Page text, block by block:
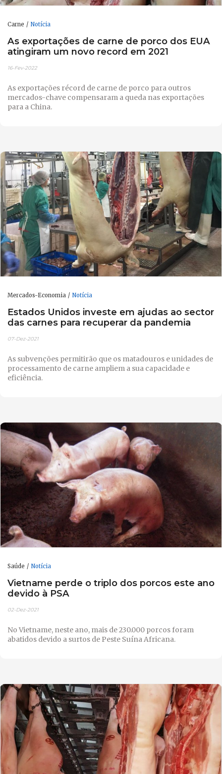
Carne Notícia
As exportações de carne de porco dos EUA
atingiram um novo record em 2021
16-Fev-2022
As exportações récord de carne de porco para outros
mercados-chave compensaram a queda nas exportações
para a China.
Mercados-Economia Notícia
Estados Unidos investe em ajudas ao sector
das carnes para recuperar da pandemia
07-Dez-2021
As subvenções permitirão que os matadouros e unidades de
processamento de carne ampliem a sua capacidade e
eficiência.
Saúde Notícia
Vietname perde o triplo dos porcos este ano
devido à PSA
02-Dez-2021
No Vietname, neste ano, mais de 230.000 porcos foram
abatidos devido a surtos de Peste Suína Africana.